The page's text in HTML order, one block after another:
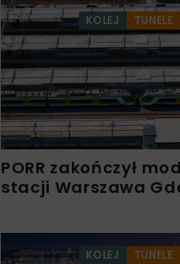
KOLEJ TUNELE
PORR zakończył
stacji Warszawa
KOLEJ TUNELE